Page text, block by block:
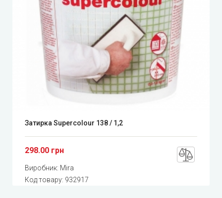
Затирка Supercolour 138 / 1,2
298.00 грн
Виробник: Mira
Код товару: 932917